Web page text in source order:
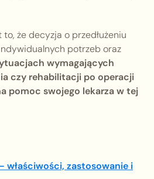
że decyzja o przedłużeniu
potrzeb oraz
wymagających
czy rehabilitacji po operacji
pomoc swojego lekarza w tej
właściwości, zastosowanie i